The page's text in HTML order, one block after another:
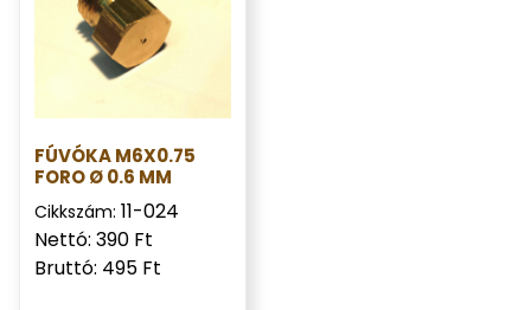
FÚVÓKA M6X0.75
FORO Ø 0.6 MM
Cikkszám: 11-024
Nettó: 390 Ft
Bruttó: 495 Ft